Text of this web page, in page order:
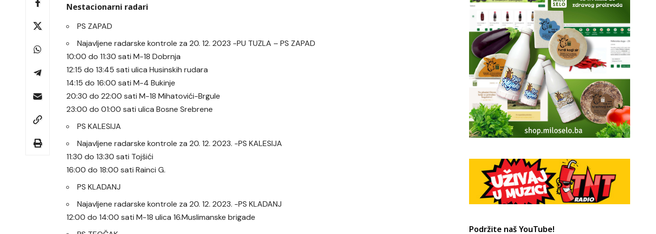
Nestacionarni radari
PS ZAPAD
Najavljene radarske kontrole za 20. 12. 2023 -PU TUZLA – PS ZAPAD
10:00 do 11:30 sati M-18 Dobrnja
12:15 do 13:45 sati ulica Husinskih rudara
14:15 do 16:00 sati M-4 Bukinje
20:30 do 22:00 sati M-18 Mihatovići-Brgule
23:00 do 01:00 sati ulica Bosne Srebrene
PS KALESIJA
Najavljene radarske kontrole za 20. 12. 2023. -PS KALESIJA
11:30 do 13:30 sati Tojšići
16:00 do 18:00 sati Rainci G.
PS KLADANJ
Najavljene radarske kontrole za 20. 12. 2023. -PS KLADANJ
12:00 do 14:00 sati M-18 ulica 16.Muslimanske brigade
Podržite naš YouTube!